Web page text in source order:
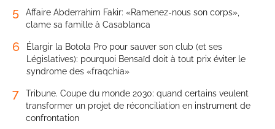
5
Affaire Abderrahim Fakir: «Ramenez-nous son corps»,
clame sa famille à Casablanca
6
Élargir la Botola Pro pour sauver son club (et ses
Législatives): pourquoi Bensaïd doit à tout prix éviter le
syndrome des «fraqchia»
7
Tribune. Coupe du monde 2030: quand certains veulent
transformer un projet de réconciliation en instrument de
confrontation